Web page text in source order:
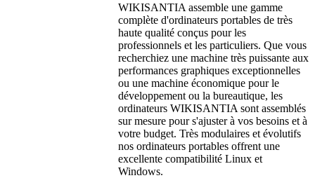
WIKISANTIA assemble une gamme
complète d'ordinateurs portables de très
haute qualité conçus pour les
professionnels et les particuliers. Que vous
recherchiez une machine très puissante aux
performances graphiques exceptionnelles
ou une machine économique pour le
développement ou la bureautique, les
ordinateurs WIKISANTIA sont assemblés
sur mesure pour s'ajuster à vos besoins et à
votre budget. Très modulaires et évolutifs
nos ordinateurs portables offrent une
excellente compatibilité Linux et
Windows.